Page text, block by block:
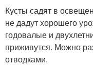
Кусты садят в
не дадут хорошего
годовалые и
приживутся. Можно
отводками.